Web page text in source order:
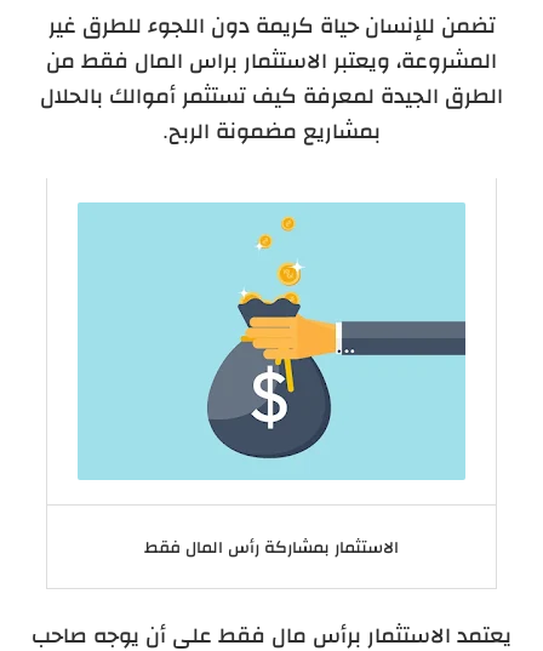
تضمن للإنسان حياة كريمة دون اللجوء للطرق غير
المشروعة، ويعتبر الاستثمار براس المال فقط من
الطرق الجيدة لمعرفة كيف تستثمر أموالك بالحلال
بمشاريع مضمونة الربح.
الاستثمار بمشاركة رأس المال فقط
يعتمد الاستثمار برأس مال فقط على أن يوجه صاحب